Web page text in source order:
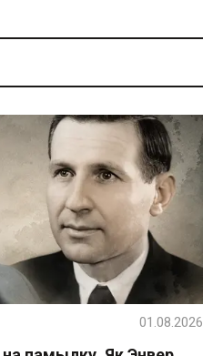
01.08.2026